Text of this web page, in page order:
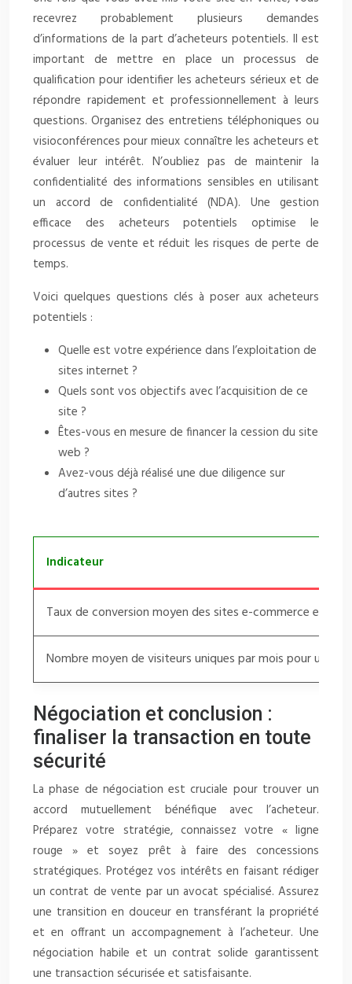
recevrez probablement plusieurs demandes
d’informations de la part d’acheteurs potentiels. Il est
important de mettre en place un processus de
qualification pour identifier les acheteurs sérieux et de
répondre rapidement et professionnellement à leurs
questions. Organisez des entretiens téléphoniques ou
visioconférences pour mieux connaître les acheteurs et
évaluer leur intérêt. N’oubliez pas de maintenir la
confidentialité des informations sensibles en utilisant
un accord de confidentialité (NDA). Une gestion
efficace des acheteurs potentiels optimise le
processus de vente et réduit les risques de perte de
temps.
Voici quelques questions clés à poser aux acheteurs
potentiels :
Quelle est votre expérience dans l’exploitation de
sites internet ?
Quels sont vos objectifs avec l’acquisition de ce
site ?
Êtes-vous en mesure de financer la cession du site
web ?
Avez-vous déjà réalisé une due diligence sur
d’autres sites ?
Indicateur
Taux de conversion moyen des sites e-commerce en
Nombre moyen de visiteurs uniques par mois pour un
Négociation et conclusion :
finaliser la transaction en toute
sécurité
La phase de négociation est cruciale pour trouver un
accord mutuellement bénéfique avec l’acheteur.
Préparez votre stratégie, connaissez votre « ligne
rouge » et soyez prêt à faire des concessions
stratégiques. Protégez vos intérêts en faisant rédiger
un contrat de vente par un avocat spécialisé. Assurez
une transition en douceur en transférant la propriété
et en offrant un accompagnement à l’acheteur. Une
négociation habile et un contrat solide garantissent
une transaction sécurisée et satisfaisante.